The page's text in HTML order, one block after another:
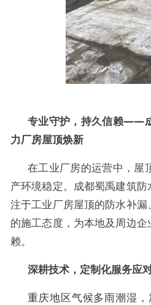
专业守护，持久信赖——
力厂房屋顶焕新
在工业厂房的运营中，屋
产环境稳定。成都蜀禹建筑
注于工业厂房屋顶的防水补
的施工态度，为本地及周边
赖。
深耕技术，定制化服务应
重庆地区气候多雨潮湿